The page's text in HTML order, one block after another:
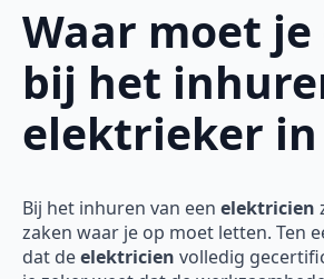
Waar moet
bij het
elektrieker
Bij het inhuren van een elektricien
zaken waar je op moet letten. Ten
dat deelektricien volledig